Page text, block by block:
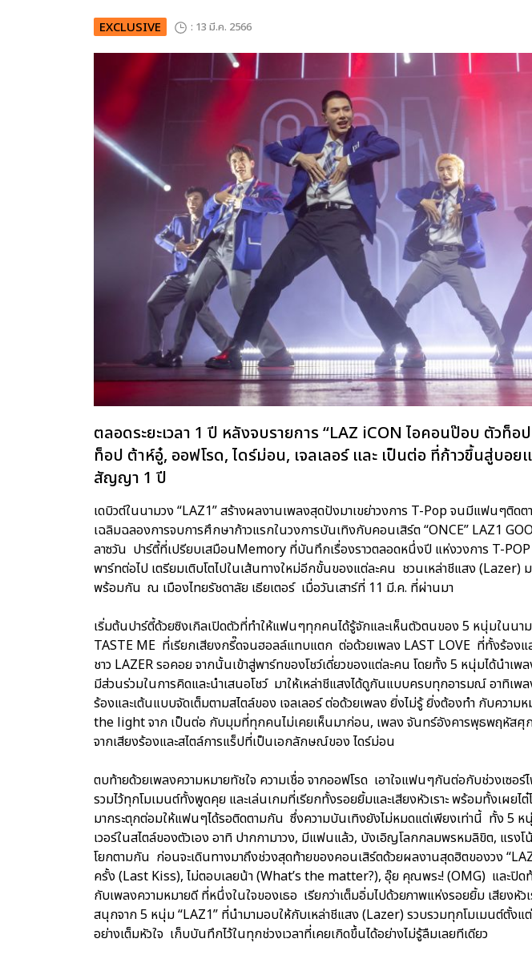
EXCLUSIVE : 13 มี.ค. 2566
ตลอดระยะเวลา 1 ปี หลังจบรายการ “LAZ iCON ไอคอนป๊อบ ตัวท็
ท็อป ต้าห์อู๋, ออฟโรด, ไดร์ม่อน, เจลเลอร์ และ เป็นต่อ ที่ก้าวขึ้นสู่บอย
สัญญา 1 ปี
เดบิวต์ในนามวง “LAZ1” สร้างผลงานเพลงสุดปังมาเขย่าวงการ T-Pop จนมีแฟนๆติด
เฉลิมฉลองการจบการศึกษาก้าวแรกในวงการบันเทิงกับคอนเสิร์ต “ONCE” LAZ1
ลาซวัน ปาร์ตี้ที่เปรียบเสมือนMemory ที่บันทึกเรื่องราวตลอดหนึ่งปี แห่งวงการ T-
พาร์ทต่อไป เตรียมเติบโตไปในเส้นทางใหม่อีกขั้นของแต่ละคน ชวนเหล่าชีแสง (Lazer)
พร้อมกัน ณ เมืองไทยรัชดาลัย เธียเตอร์ เมื่อวันเสาร์ที่ 11 มี.ค. ที่ผ่านมา
เริ่มต้นปาร์ตี้ด้วยซิงเกิลเปิดตัวที่ทำให้แฟนๆทุกคนได้รู้จักและเห็นตัวตนของ 5 หนุ่มในนา
TASTE ME ที่เรียกเสียงกรี๊ดจนฮอลล์แทบแตก ต่อด้วยเพลง LAST LOVE ที่ทั้งร้องแ
ชาว LAZER รอคอย จากนั้นเข้าสู่พาร์ทของโชว์เดี่ยวของแต่ละคน โดยทั้ง 5 หนุ่มได้นำเพ
มีส่วนร่วมในการคิดและนำเสนอโชว์ มาให้เหล่าชีแสงได้ดูกันแบบครบทุกอารมณ์ อาทิเ
ร้องและเต้นแบบจัดเต็มตามสไตล์ของ เจลเลอร์ ต่อด้วยเพลง ยิ่งไม่รู้ ยิ่งต้องทำ กับความ
the light จาก เป็นต่อ กับมุมที่ทุกคนไม่เคยเห็นมาก่อน, เพลง จันทร์อังคารพุธพฤหัสศุก
จากเสียงร้องและสไตล์การแร็ปที่เป็นเอกลักษณ์ของ ไดร์ม่อน
ตบท้ายด้วยเพลงความหมายทัชใจ ความเชื่อ จากออฟโรด เอาใจแฟนๆกันต่อกับช่วงเซ
รวมไว้ทุกโมเมนต์ทั้งพูดคุย และเล่นเกมที่เรียกทั้งรอยยิ้มและเสียงหัวเราะ พร้อมทั้งเผย
มากระตุกต่อมให้แฟนๆได้รอติดตามกัน ซึ่งความบันเทิงยังไม่หมดแต่เพียงเท่านี้ ทั้ง 5 ห
เวอร์ในสไตล์ของตัวเอง อาทิ ปากกามาวง, มีแฟนแล้ว, บังเอิญโลกกลมพรหมลิขิต, แรง
โยกตามกัน ก่อนจะเดินทางมาถึงช่วงสุดท้ายของคอนเสิร์ตด้วยผลงานสุดฮิตของวง
ครั้ง (Last Kiss), ไม่ตอบเลยน้า (What’s the matter?), อุ๊ย คุณพระ! (OMG) และปิดท้
กับเพลงความหมายดี ที่หนึ่งในใจของเธอ เรียกว่าเต็มอิ่มไปด้วยภาพแห่งรอยยิ้ม เสียงหัว
สนุกจาก 5 หนุ่ม “LAZ1” ที่นำมามอบให้กับเหล่าชีแสง (Lazer) รวบรวมทุกโมเมนต์ตั้ง
อย่างเต็มหัวใจ เก็บบันทึกไว้ในทุกช่วงเวลาที่เคยเกิดขึ้นได้อย่างไม่รู้ลืมเลยทีเดียว